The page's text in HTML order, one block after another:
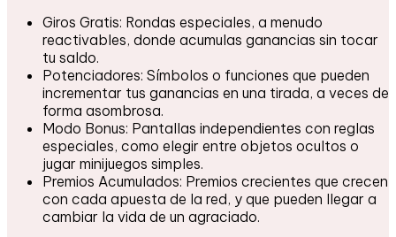
Giros Gratis: Rondas especiales, a menudo
reactivables, donde acumulas ganancias sin tocar
tu saldo.
Potenciadores: Símbolos o funciones que pueden
incrementar tus ganancias en una tirada, a veces de
forma asombrosa.
Modo Bonus: Pantallas independientes con reglas
especiales, como elegir entre objetos ocultos o
jugar minijuegos simples.
Premios Acumulados: Premios crecientes que crecen
con cada apuesta de la red, y que pueden llegar a
cambiar la vida de un agraciado.